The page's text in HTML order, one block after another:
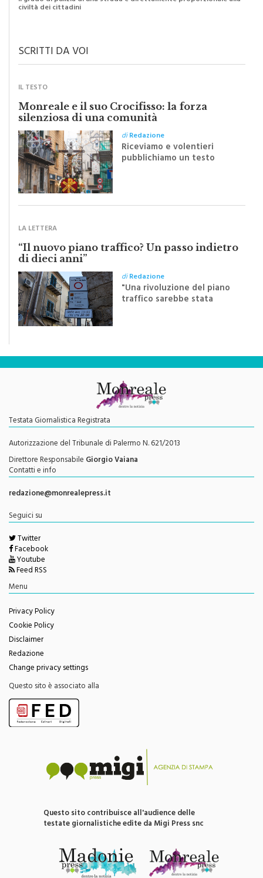
Monreale e il suo Crocifisso: la forza
silenziosa di una comunità
diRedazione
Riceviamo e volentieri
pubblichiamo un testo
inviato dalla scrittrice
monrealese Mariella
“Il nuovo piano traffico? Un passo indietro
di dieci anni”
"Una rivoluzione del piano
traffico sarebbe stata
efficace se preceduta da
una rivoluzione culturale"
Testata Giornalistica Registrata
Autorizzazione del Tribunale di Palermo N. 621/2013
Direttore ResponsabileGiorgio Vaiana
Contatti e info
redazione@monrealepress.it
Twitter
Facebook
Youtube
Feed RSS
Menu
Privacy Policy
Cookie Policy
Disclaimer
Redazione
Change privacy settings
Questo sito è associato alla
testate giornalistiche edite da Migi Press snc